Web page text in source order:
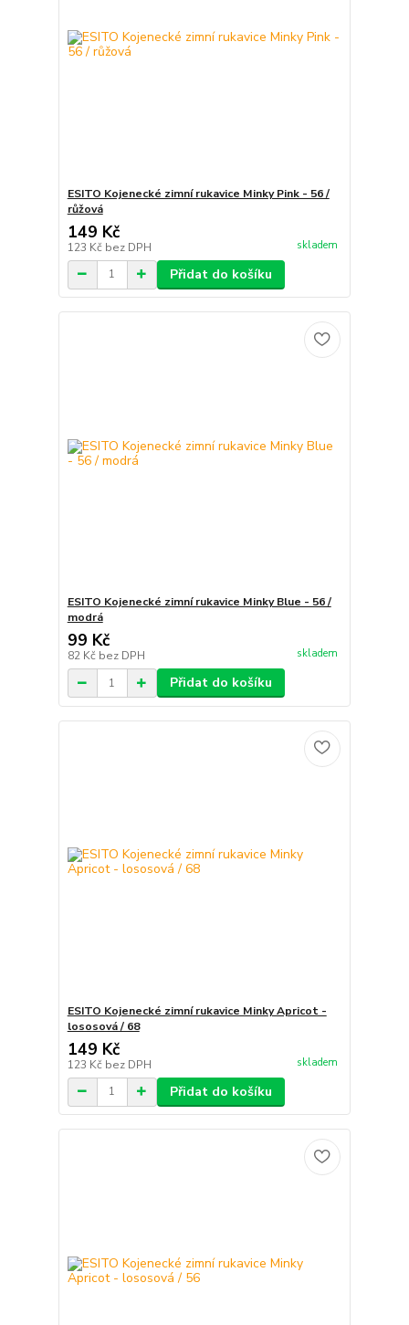
ESITO Kojenecké zimní rukavice Minky Pink - 56 /
růžová
149 Kč
123 Kč bez DPH skladem
Přidat do košíku
ESITO Kojenecké zimní rukavice Minky Blue - 56 /
modrá
99 Kč
82 Kč bez DPH skladem
Přidat do košíku
ESITO Kojenecké zimní rukavice Minky Apricot -
lososová / 68
149 Kč
123 Kč bez DPH skladem
Přidat do košíku